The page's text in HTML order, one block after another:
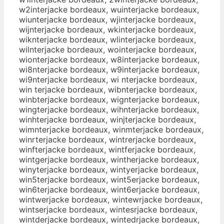
w2interjacke bordeaux, wuinterjacke bordeaux,
wiunterjacke bordeaux, wjinterjacke bordeaux,
wijnterjacke bordeaux, wkinterjacke bordeaux,
wiknterjacke bordeaux, wlinterjacke bordeaux,
wilnterjacke bordeaux, wointerjacke bordeaux,
wionterjacke bordeaux, w8interjacke bordeaux,
wi8nterjacke bordeaux, w9interjacke bordeaux,
wi9nterjacke bordeaux, wi nterjacke bordeaux,
win terjacke bordeaux, wibnterjacke bordeaux,
winbterjacke bordeaux, wignterjacke bordeaux,
wingterjacke bordeaux, wihnterjacke bordeaux,
winhterjacke bordeaux, winjterjacke bordeaux,
wimnterjacke bordeaux, winmterjacke bordeaux,
winrterjacke bordeaux, wintrerjacke bordeaux,
winfterjacke bordeaux, wintferjacke bordeaux,
wintgerjacke bordeaux, wintherjacke bordeaux,
winyterjacke bordeaux, wintyerjacke bordeaux,
win5terjacke bordeaux, wint5erjacke bordeaux,
win6terjacke bordeaux, wint6erjacke bordeaux,
wintwerjacke bordeaux, wintewrjacke bordeaux,
wintserjacke bordeaux, wintesrjacke bordeaux,
wintderjacke bordeaux, wintedrjacke bordeaux,